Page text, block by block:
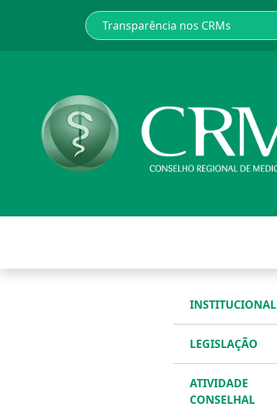
INSTITUCIONAL
LEGISLAÇÃO
ATIVIDADE
CONSELHAL